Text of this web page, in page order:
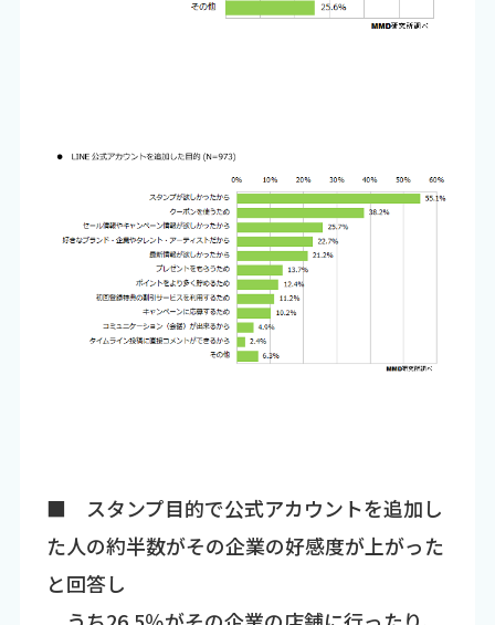
■ スタンプ目的で公式アカウントを追加し
た人の約半数がその企業の好感度が上がった
と回答し